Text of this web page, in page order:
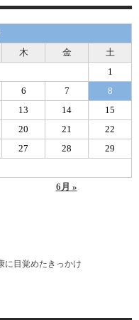
木 金 土
6月 »
1
6 7
8
13 14
15
20 21
22
27 28
29
に目覚めたきっかけ